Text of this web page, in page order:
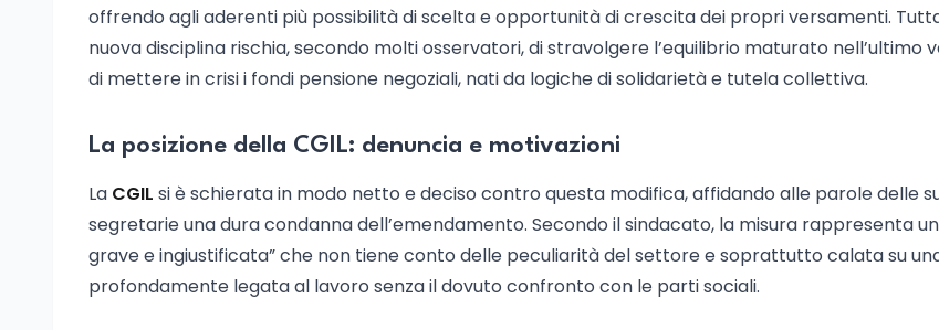
offrendo agli aderenti più possibilità di scelta e opportunità di crescita dei propri versamenti.
nuova disciplina rischia, secondo molti osservatori, di stravolgere l’equilibrio maturato nell’ultimo
di mettere in crisi i fondi pensione negoziali, nati da logiche di solidarietà e tutela collettiva.
La posizione della CGIL: denuncia e motivazioni
La CGIL si è schierata in modo netto e deciso contro questa modifica, affidando alle parole delle
segretarie una dura condanna dell’emendamento. Secondo il sindacato, la misura rappresenta
grave e ingiustificata” che non tiene conto delle peculiarità del settore e soprattutto calata su
profondamente legata al lavoro senza il dovuto confronto con le parti sociali.